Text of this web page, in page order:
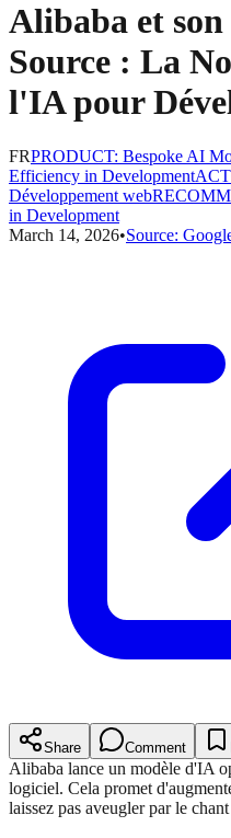
Alibaba et
Source : La
l'IA pour
FRPRODUCT: Bespoke AI
Efficiency in Development
Développement web
in Development
March 14, 2026•Source:
Share Comment
Alibaba lance un modèle d'IA
logiciel. Cela promet
laissez pas aveugler par le